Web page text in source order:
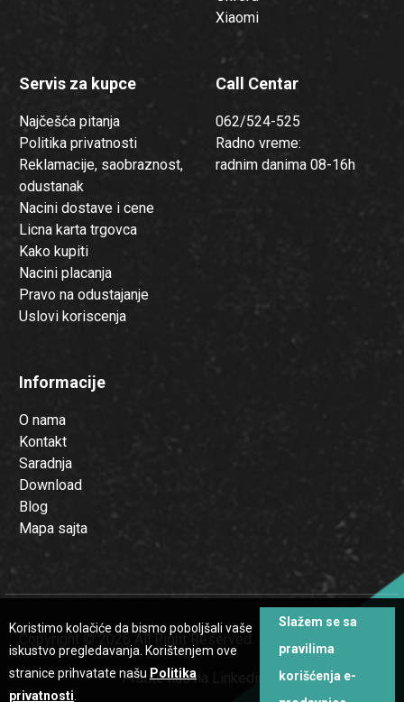
Xiaomi
Servis za kupce
Najčešća pitanja
Politika privatnosti
Reklamacije, saobraznost,
odustanak
Nacini dostave i cene
Licna karta trgovca
Kako kupiti
Nacini placanja
Pravo na odustajanje
Uslovi koriscenja
Call Centar
062/524-525
Radno vreme:
radnim danima 08-16h
Informacije
O nama
Kontakt
Saradnja
Download
Blog
Mapa sajta
Copyright © 2026 All Right Reserved.
Pratite nas na Linkedinu
Koristimo kolačiće da bismo poboljšali vaše
iskustvo pregledavanja. Korištenjem ove
stranice prihvatate našu Politika
privatnosti
Slažem se sa
pravilima
korišćenja e-